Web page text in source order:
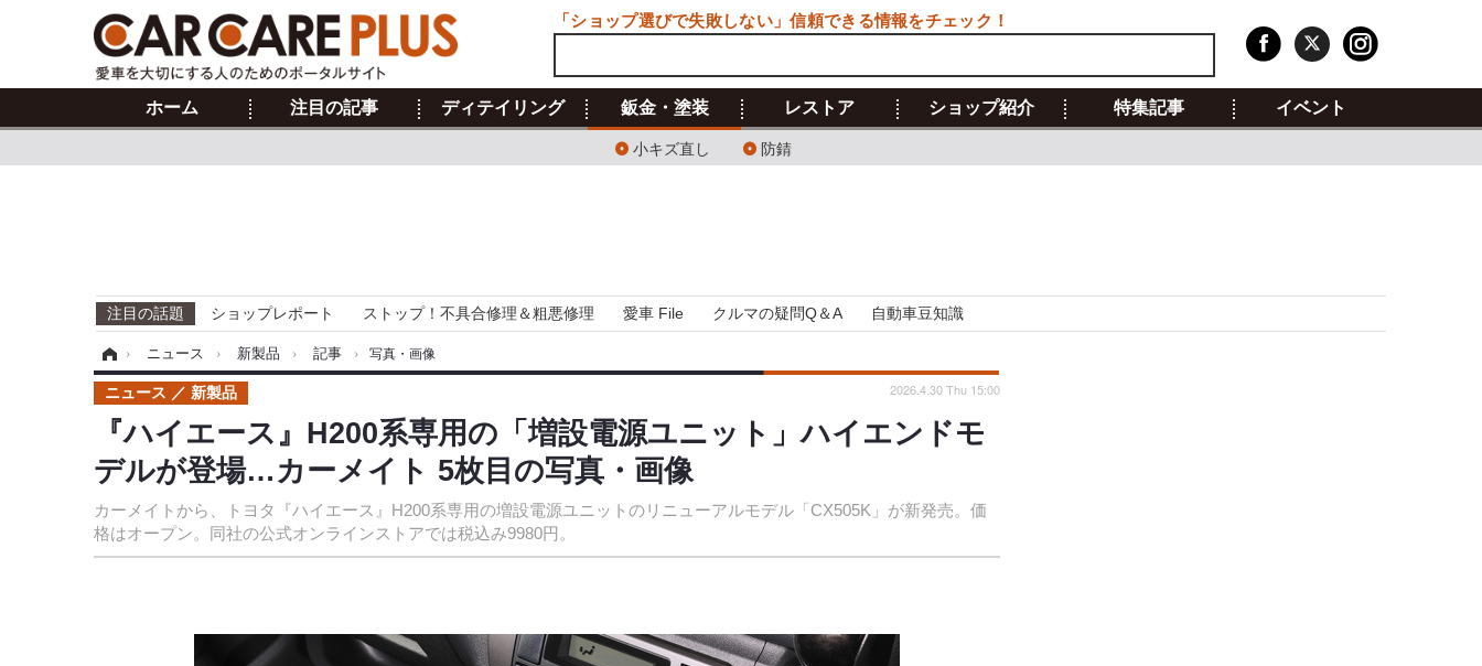
ホーム 注目の記事 ディテイリング 鈑金・塗装
小キズ直し 防錆
レストア ショップ紹介 特集記事 イベント
注目の話題 ショップレポート ストップ！不具合修理＆粗悪修理 愛車 File クルマの疑問Q＆A 自動車豆知識
› ニュース › 新製品 › 記事 › 写真・画像
『ハイエース』H200系専用の「増設電源ユニット」ハイエンドモ
デルが登場…カーメイト 5枚目の写真・画像
カーメイトから、トヨタ『ハイエース』H200系専用の増設電源ユニットのリニューアルモデル「CX505K」が新発売。価
格はオープン。同社の公式オンラインストアでは税込み9980円。
ニュース 新製品 2026.4.30 Thu 15:00
「ショップ選びで失敗しない」信頼できる情報をチェック！